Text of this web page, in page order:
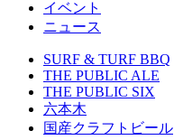
イベント
ニュース
SURF & TURF BBQ
THE PUBLIC ALE
THE PUBLIC SIX
六本木
国産クラフトビール